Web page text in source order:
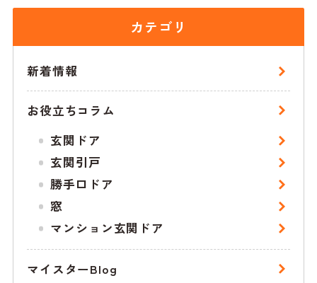
カテゴリ
新着情報
お役立ちコラム
玄関ドア
玄関引戸
勝手口ドア
窓
マンション玄関ドア
マイスターBlog